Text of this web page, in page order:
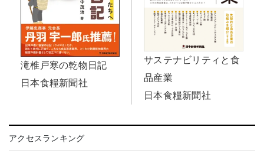
滝椎戸寒の乾物日記
日本食糧新聞社
サステナビリティと食
品産業
日本食糧新聞社
アクセスランキング